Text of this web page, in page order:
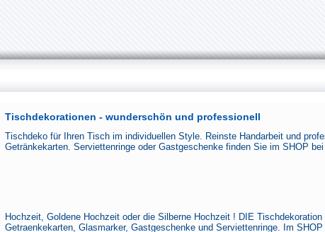
Tischdekorationen - wunderschön und professionell
Tischdeko für Ihren Tisch im individuellen Style. Reinste Handarbeit und
Getränkekarten. Serviettenringe oder Gastgeschenke finden Sie im SHOP
Hochzeit, Goldene Hochzeit oder die Silberne Hochzeit ! DIE
Getraenkekarten, Glasmarker, Gastgeschenke und Serviettenringe. Im